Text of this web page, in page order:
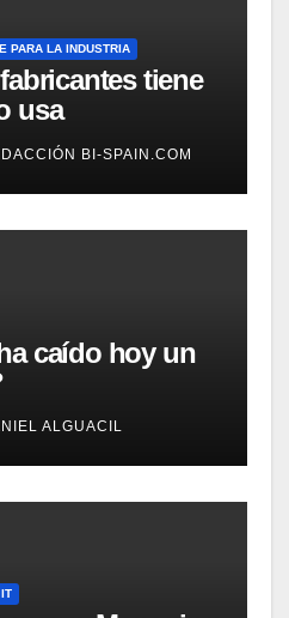
PARA LA INDUSTRIA
tiene
usa
segúnBI-SPAIN.COM
caído hoy un
ALGUACIL